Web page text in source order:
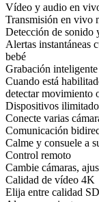
Vídeo y audio en
Transmisión en vivo
Detección de sonido
Alertas instantáneas
bebé
Grabación
Cuando está
detectar movimiento
Dispositivos
Conecte varias
Comunicación
Calme y consuele a
Control remoto
Cambie cámaras,
Calidad de vídeo 4K
Elija entre calidad